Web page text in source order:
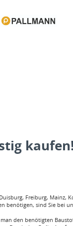
kaufen!
Freiburg,
benötigen, sind Sie bei
den benötigten